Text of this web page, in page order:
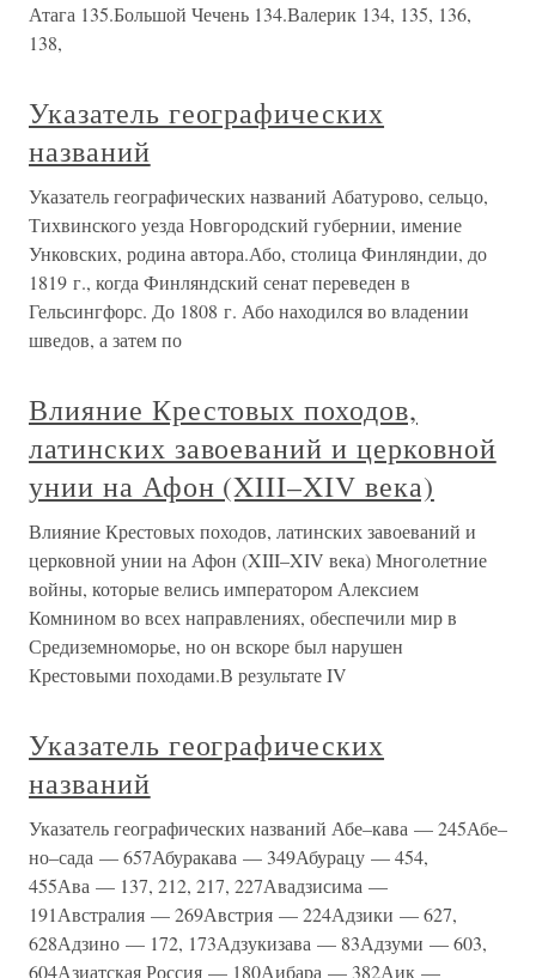
Атага 135.Большой Чечень 134.Валерик 134, 135, 136,
138,
Указатель географических
названий
Указатель географических названий Абатурово, сельцо,
Тихвинского уезда Новгородский губернии, имение
Унковских, родина автора.Або, столица Финляндии, до
1819 г., когда Финляндский сенат переведен в
Гельсингфорс. До 1808 г. Або находился во владении
шведов, а затем по
Влияние Крестовых походов,
латинских завоеваний и церковной
унии на Афон (XIII–XIV века)
Влияние Крестовых походов, латинских завоеваний и
церковной унии на Афон (XIII–XIV века) Многолетние
войны, которые велись императором Алексием
Комнином во всех направлениях, обеспечили мир в
Средиземноморье, но он вскоре был нарушен
Крестовыми походами.В результате IV
Указатель географических
названий
Указатель географических названий Абе–кава — 245Абе–
но–сада — 657Абуракава — 349Абурацу — 454,
455Ава — 137, 212, 217, 227Авадзисима —
191Австралия — 269Австрия — 224Адзики — 627,
628Адзино — 172, 173Адзукизава — 83Адзуми — 603,
604Азиатская Россия — 180Аибара — 382Аик —